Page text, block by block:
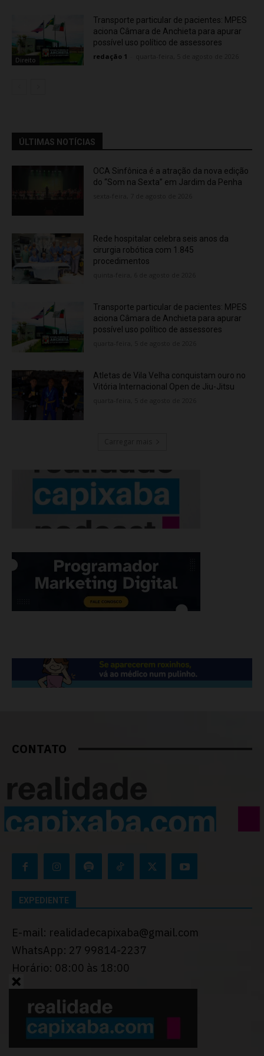
Direito
Transporte particular de pacientes: MPES
aciona Câmara de Anchieta para apurar
possível uso político de assessores
redação 1
ÚLTIMAS NOTÍCIAS
OCA Sinfônica é a atração da nova edição
do “Som na Sexta” em Jardim da Penha
Rede hospitalar celebra seis anos da
cirurgia robótica com 1.845
procedimentos
Transporte particular de pacientes: MPES
aciona Câmara de Anchieta para apurar
possível uso político de assessores
Atletas de Vila Velha conquistam ouro no
Vitória Internacional Open de Jiu-Jitsu
CONTATO
EXPEDIENTE
E-mail: realidadecapixaba@gmail.com
WhatsApp: 27 99814-2237
Horário: 08:00 às 18:00
Desenvolvido porThiago Programador